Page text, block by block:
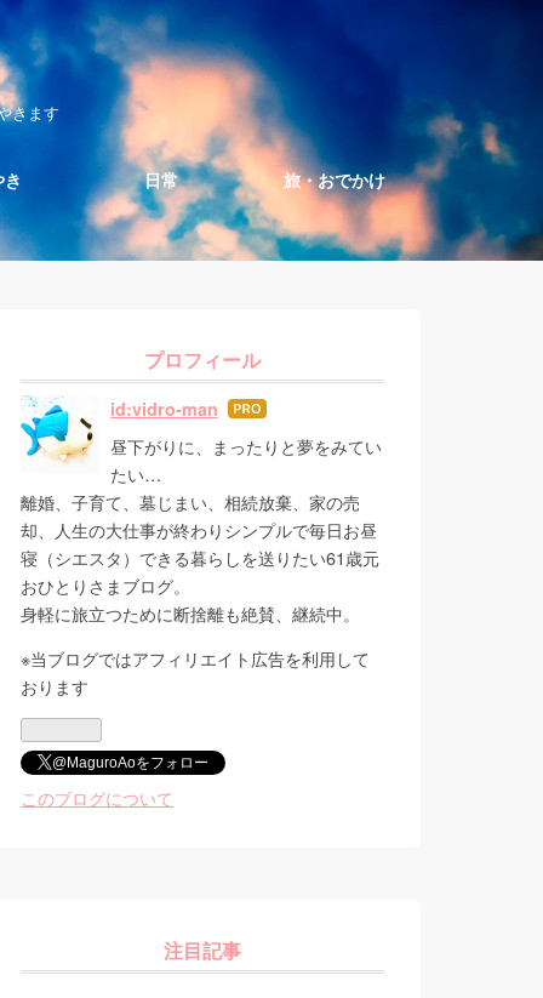
きます
日常 旅・おでかけ
プロフィール
id:vidro-man はて
なブ
Pro
昼下がりに、まったりと夢をみてい
たい…
離婚、子育て、墓じまい、相続放棄、家の売
却、人生の大仕事が終わりシンプルで毎日お昼
寝（シエスタ）できる暮らしを送りたい61歳元
おひとりさまブログ。
身軽に旅立つために断捨離も絶賛、継続中。
※当ブログではアフィリエイト広告を利用して
おります
@MaguroAoをフォロー
このブログについて
注目記事